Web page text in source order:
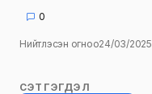
0
Нийтлэсэн огноо24/03/2025
СЭТГЭГДЭЛ